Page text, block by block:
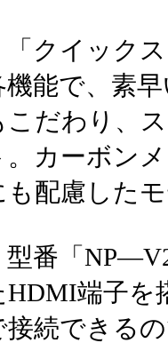
クイックス
機能で、素
こだわり、
。カーボン
も配慮した
番「
HDMI端子を
接続できる